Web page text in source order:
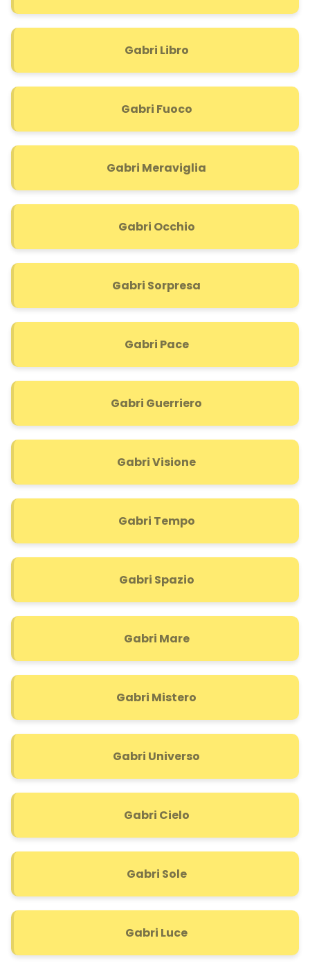
Gabri Libro
Gabri Fuoco
Gabri Meraviglia
Gabri Occhio
Gabri Sorpresa
Gabri Pace
Gabri Guerriero
Gabri Visione
Gabri Tempo
Gabri Spazio
Gabri Mare
Gabri Mistero
Gabri Universo
Gabri Cielo
Gabri Sole
Gabri Luce